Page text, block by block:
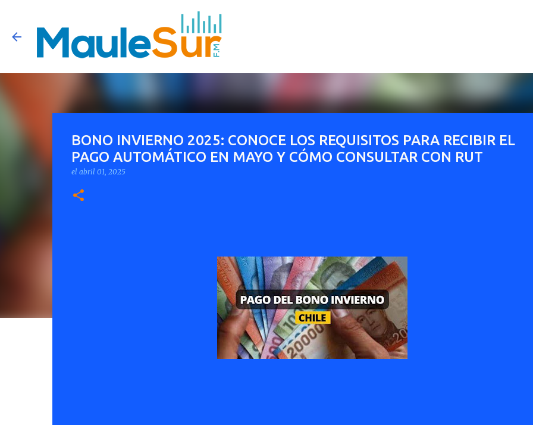
BONO INVIERNO 2025: CONOCE LOS REQUISITOS PARA RECIBIR EL
PAGO AUTOMÁTICO EN MAYO Y CÓMO CONSULTAR CON RUT
el abril 01, 2025